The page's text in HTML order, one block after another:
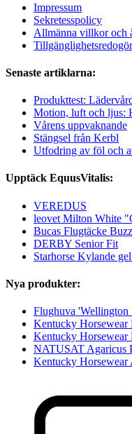
Impressum
Sekretesspolicy
Allmänna villkor och
Senaste artiklarna:
Produkttest:
Motion, luft och ljus:
Vårens uppvaknande
Stängsel från Kerbl
Utfodring av föl och
Upptäck EquusVitalis:
VEREDUS
leovet Milton White
Bucas Flugtäcke
DERBY Senior Fit
Starhorse Kylande
Nya produkter:
Flughuva 'Wellington
Kentucky Horsewear
Kentucky Horsewear
NATUSAT Agaricus
Kentucky